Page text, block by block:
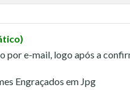
por e-mail, logo após a
Engraçados em Jpg